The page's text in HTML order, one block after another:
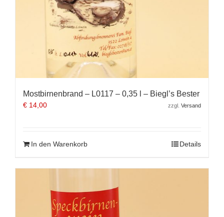
Mostbirnenbrand – L0117 – 0,35 l – Biegl’s Bester
€ 14,00 zzgl. Versand
In den Warenkorb Details